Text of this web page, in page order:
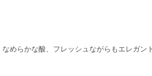
めらかな酸、フレッシュながらもエレガン